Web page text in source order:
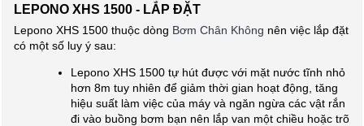
LEPONO XHS 1500 - LẮP ĐẶT
Lepono XHS 1500 thuộc dòng Bơm Chân Không nên việc lắp đặt
có một số luy ý sau:
Lepono XHS 1500 tự hút được với mặt nước tĩnh nhỏ
hơn 8m tuy nhiên để giảm thời gian hoạt động, tăng
hiệu suất làm việc của máy và ngăn ngừa các vật rắn
đi vào buồng bơm bạn nên lắp van một chiều hoặc trõ